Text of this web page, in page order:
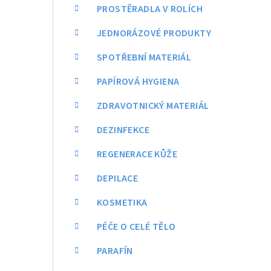
PROSTĚRADLA V ROLÍCH
JEDNORÁZOVÉ PRODUKTY
SPOTŘEBNÍ MATERIÁL
PAPÍROVÁ HYGIENA
ZDRAVOTNICKÝ MATERIÁL
DEZINFEKCE
REGENERACE KŮŽE
DEPILACE
KOSMETIKA
PÉČE O CELÉ TĚLO
PARAFÍN